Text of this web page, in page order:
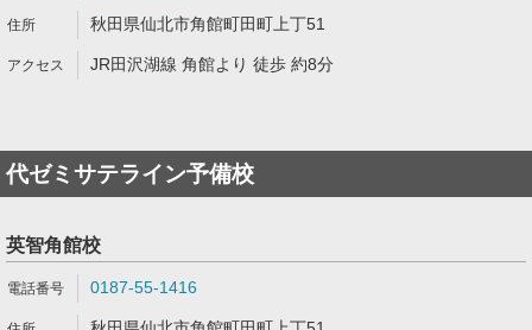
秋田県仙北市角館町田町上丁51
JR田沢湖線 角館より 徒歩 約8分
代ゼミサテライン予備校
英智角館校
0187-55-1416